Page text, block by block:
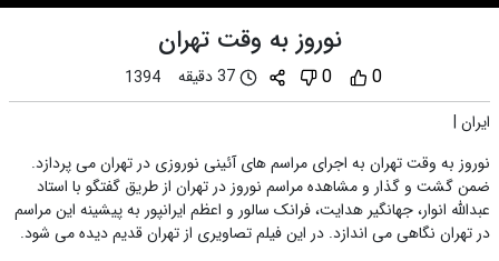
نوروز به وقت تهران
0
0 37 دقیقه
1394
ایران |
نوروز به وقت تهران به اجرای مراسم های آئینی نوروزی در تهران می پردازد.
ضمن گشت و گذار و مشاهده مراسم نوروز در تهران از طریق گفتگو با استاد
عبدالله انوار، جهانگیر هدایت، فرانک سالور و اعظم ایرانپور به پیشینه این مراسم
در تهران نگاهی می اندازد. در این فیلم تصاویری از تهران قدیم دیده می شود.